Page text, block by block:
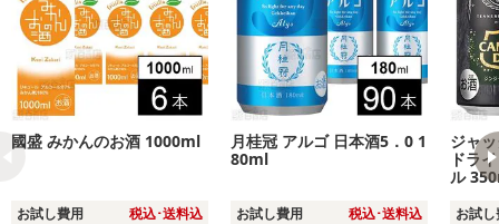
國盛 みかんのお酒 1000ml
お試し費用 税込･送料込
月桂冠 アルゴ 日本酒5．0 1
80ml
お試し費用 税込･送料込
ジャ
ドラ
ル
お試